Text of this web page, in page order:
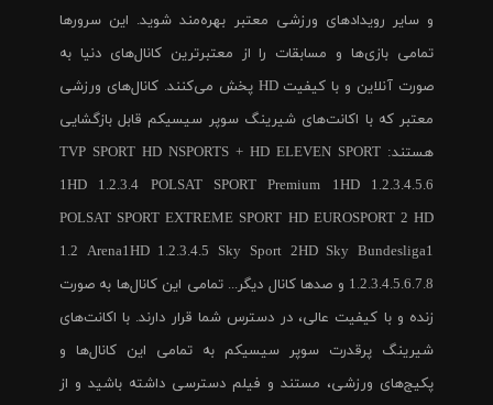
و سایر رویدادهای ورزشی معتبر بهره‌مند شوید. این سرورها
تمامی بازی‌ها و مسابقات را از معتبرترین کانال‌های دنیا به
صورت آنلاین و با کیفیت HD پخش می‌کنند. کانال‌های ورزشی
معتبر که با اکانت‌های شیرینگ سوپر سیسیکم قابل بازگشایی
هستند: TVP SPORT HD NSPORTS + HD ELEVEN SPORT
1HD 1.2.3.4 POLSAT SPORT Premium 1HD 1.2.3.4.5.6
POLSAT SPORT EXTREME SPORT HD EUROSPORT 2 HD
1.2 Arena1HD 1.2.3.4.5 Sky Sport 2HD Sky Bundesliga1
1.2.3.4.5.6.7.8 و صدها کانال دیگر... تمامی این کانال‌ها به صورت
زنده و با کیفیت عالی، در دسترس شما قرار دارند. با اکانت‌های
شیرینگ پرقدرت سوپر سیسیکم به تمامی این کانال‌ها و
پکیج‌های ورزشی، مستند و فیلم دسترسی داشته باشید و از